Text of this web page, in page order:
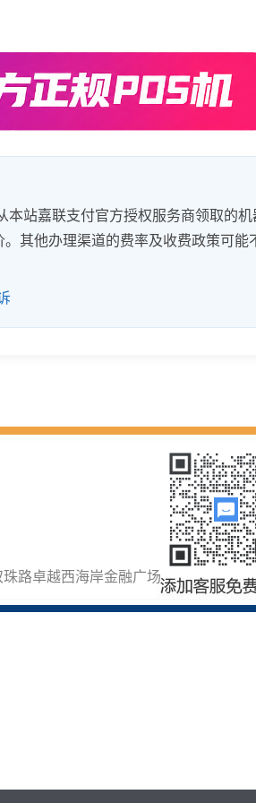
本站嘉联支付官方授权服务商领取的机
其他办理渠道的费率及收费政策可能
路卓越西海岸金融广场